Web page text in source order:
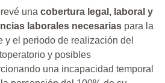
una cobertura legal, laboral y
laborales necesarias para la
y el periodo de realización del
y posibles
una incapacidad temporal